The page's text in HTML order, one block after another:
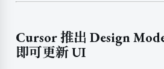
Cursor 推出 Design
即可更新 UI